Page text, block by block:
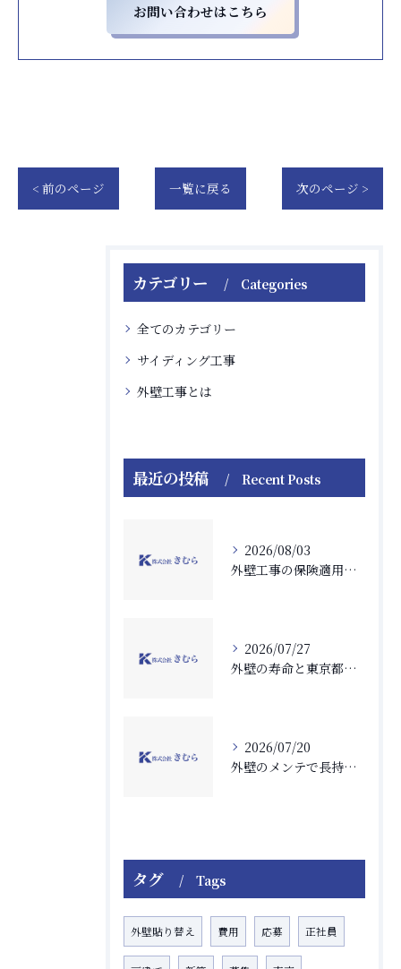
お問い合わせはこちら
< 前のページ 一覧に戻る 次のページ >
カテゴリー Categories
全てのカテゴリー
サイディング工事
外壁工事とは
最近の投稿 Recent Posts
2026/08/03
外壁工事の保険適用条件と申請時の注意点を徹底解説
2026/07/27
外壁の寿命と東京都東村山市萩山町で後悔しない外壁工事判断ガイド
2026/07/20
外壁のメンテで長持ちとコスト削減を実現する最適な外壁工事計画
タグ Tags
外壁貼り替え 費用 応募 正社員